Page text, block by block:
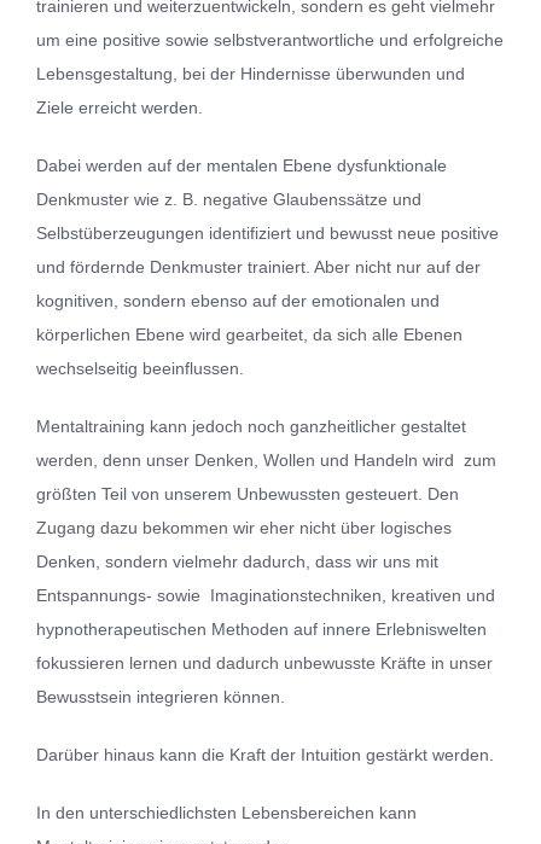
trainieren und weiterzuentwickeln, sondern es geht vielmehr
um eine positive sowie selbstverantwortliche und erfolgreiche
Lebensgestaltung, bei der Hindernisse überwunden und
Ziele erreicht werden.
Dabei werden auf der mentalen Ebene dysfunktionale
Denkmuster wie z. B. negative Glaubenssätze und
Selbstüberzeugungen identifiziert und bewusst neue positive
und fördernde Denkmuster trainiert. Aber nicht nur auf der
kognitiven, sondern ebenso auf der emotionalen und
körperlichen Ebene wird gearbeitet, da sich alle Ebenen
wechselseitig beeinflussen.
Mentaltraining kann jedoch noch ganzheitlicher gestaltet
werden, denn unser Denken, Wollen und Handeln wird zum
größten Teil von unserem Unbewussten gesteuert. Den
Zugang dazu bekommen wir eher nicht über logisches
Denken, sondern vielmehr dadurch, dass wir uns mit
Entspannungs- sowie Imaginationstechniken, kreativen und
hypnotherapeutischen Methoden auf innere Erlebniswelten
fokussieren lernen und dadurch unbewusste Kräfte in unser
Bewusstsein integrieren können.
Darüber hinaus kann die Kraft der Intuition gestärkt werden.
In den unterschiedlichsten Lebensbereichen kann